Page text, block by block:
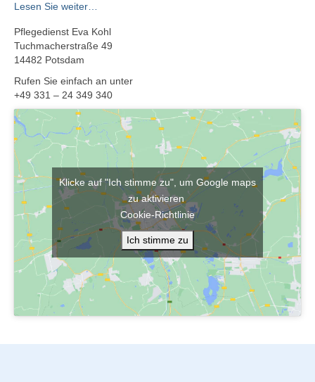
Lesen Sie weiter…
Pflegedienst Eva Kohl
Tuchmacherstraße 49
14482 Potsdam
Rufen Sie einfach an unter
+49 331 – 24 349 340
Klicke auf "Ich stimme zu", um Google maps
zu aktivieren
Cookie-Richtlinie
Ich stimme zu